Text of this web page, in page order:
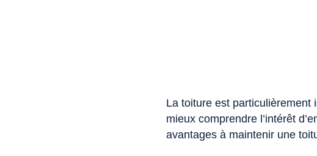
La toiture est particulièrement
mieux comprendre l’intérêt
avantages à maintenir une